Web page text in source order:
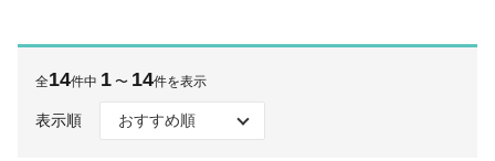
全14件中 1 〜 14件を表示
表示順